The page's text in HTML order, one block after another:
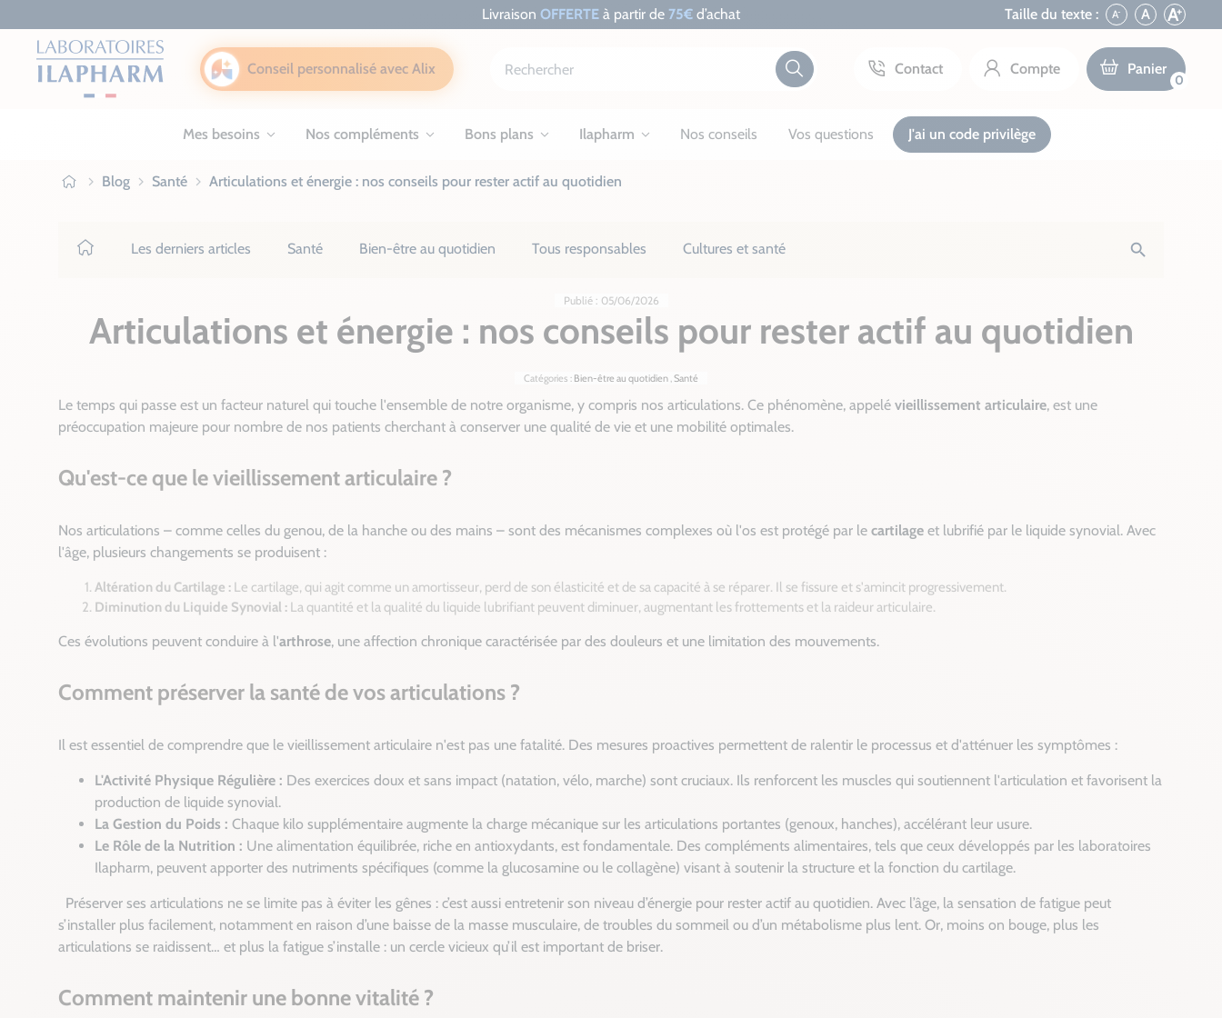
Livraison OFFERTE à partir de 75€ d’achat Taille du texte : A- A A+
Conseil personnalisé avec Alix Contact Compte Panier
0
Mes besoins Nos compléments Bons plans Ilapharm Nos conseils Vos questions J'ai un code privilège
IlapharmBlog Santé Articulations et énergie : nos conseils pour rester actif au quotidien
Les derniers articles Santé Bien-être au quotidien Tous responsables Cultures et santé search
Publié : 05/06/2026
Articulations et énergie : nos conseils pour rester actif au quotidien
Catégories : Bien-être au quotidien ,Santé
Le temps qui passe est un facteur naturel qui touche l'ensemble de notre organisme, y compris nos articulations. Ce phénomène, appelé vieillissement articulaire, est une
préoccupation majeure pour nombre de nos patients cherchant à conserver une qualité de vie et une mobilité optimales.
Qu'est-ce que le vieillissement articulaire ?
Nos articulations – comme celles du genou, de la hanche ou des mains – sont des mécanismes complexes où l'os est protégé par le cartilage et lubrifié par le liquide synovial. Avec
l'âge, plusieurs changements se produisent :
Altération du Cartilage : Le cartilage, qui agit comme un amortisseur, perd de son élasticité et de sa capacité à se réparer. Il se fissure et s'amincit progressivement.
Diminution du Liquide Synovial : La quantité et la qualité du liquide lubrifiant peuvent diminuer, augmentant les frottements et la raideur articulaire.
Ces évolutions peuvent conduire à l'arthrose, une affection chronique caractérisée par des douleurs et une limitation des mouvements.
Comment préserver la santé de vos articulations ?
Il est essentiel de comprendre que le vieillissement articulaire n'est pas une fatalité. Des mesures proactives permettent de ralentir le processus et d'atténuer les symptômes :
L'Activité Physique Régulière : Des exercices doux et sans impact (natation, vélo, marche) sont cruciaux. Ils renforcent les muscles qui soutiennent l'articulation et favorisent la
production de liquide synovial.
La Gestion du Poids : Chaque kilo supplémentaire augmente la charge mécanique sur les articulations portantes (genoux, hanches), accélérant leur usure.
Le Rôle de la Nutrition : Une alimentation équilibrée, riche en antioxydants, est fondamentale. Des compléments alimentaires, tels que ceux développés par les laboratoires
Ilapharm, peuvent apporter des nutriments spécifiques (comme la glucosamine ou le collagène) visant à soutenir la structure et la fonction du cartilage.
Préserver ses articulations ne se limite pas à éviter les gênes : c’est aussi entretenir son niveau d’énergie pour rester actif au quotidien. Avec l’âge, la sensation de fatigue peut
s’installer plus facilement, notamment en raison d’une baisse de la masse musculaire, de troubles du sommeil ou d’un métabolisme plus lent. Or, moins on bouge, plus les
articulations se raidissent… et plus la fatigue s’installe : un cercle vicieux qu’il est important de briser.
Comment maintenir une bonne vitalité ?